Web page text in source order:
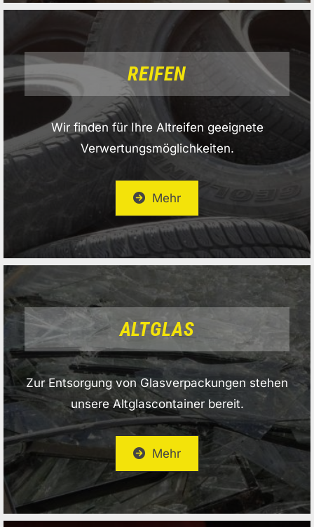
REIFEN
Wir finden für Ihre Altreifen geeignete
Verwertungsmöglichkeiten.
Mehr
ALTGLAS
Zur Entsorgung von Glasverpackungen stehen
unsere Altglascontainer bereit.
Mehr